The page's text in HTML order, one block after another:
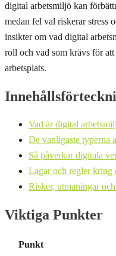
digital arbetsmiljö kan
medan fel val riskerar stress
insikter om vad digital
roll och vad som krävs för
arbetsplats.
Vad är digital
De vanligaste typerna
Så påverkar digitala
Lagar och regler kring
Risker, utmaningar
Viktiga Punkter
Punkt